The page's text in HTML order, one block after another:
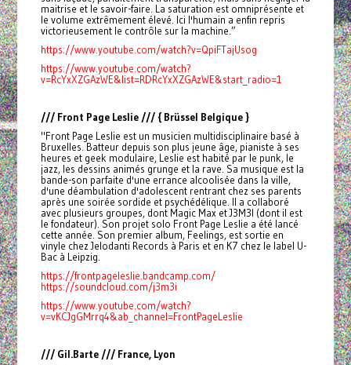
maitrise et le savoir-faire. La saturation est omniprésente et
le volume extrêmement élevé. Ici l'humain a enfin repris
victorieusement le contrôle sur la machine.”
https://www.youtube.com/watch?v=QpiFTajUsog
https://www.youtube.com/watch?
v=RcYxXZGAzWE&list=RDRcYxXZGAzWE&start_radio=1
/// Front Page Leslie /// { Brüssel Belgique }
"Front Page Leslie est un musicien multidisciplinaire basé à
Bruxelles. Batteur depuis son plus jeune âge, pianiste à ses
heures et geek modulaire, Leslie est habité par le punk, le
jazz, les dessins animés grunge et la rave. Sa musique est la
bande-son parfaite d'une errance alcoolisée dans la ville,
d'une déambulation d'adolescent rentrant chez ses parents
après une soirée sordide et psychédélique. Il a collaboré
avec plusieurs groupes, dont Magic Max et J3M3I (dont il est
le fondateur). Son projet solo Front Page Leslie a été lancé
cette année. Son premier album, Feelings, est sortie en
vinyle chez Jelodanti Records à Paris et en K7 chez le label U-
Bac à Leipzig.
https://frontpageleslie.bandcamp.com/
https://soundcloud.com/j3m3i
https://www.youtube.com/watch?
v=vKCJgGMrrq4&ab_channel=FrontPageLeslie
/// Gil.Barte /// France, Lyon